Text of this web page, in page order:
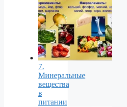
7.
Минеральные
вещества
в
питании